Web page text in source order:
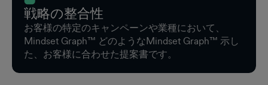
戦略の整合性
お客様の特定のキャンペーンや業種において、
Mindset Graph™ どのようなMindset Graph™ 示し
た、お客様に合わせた提案書です。